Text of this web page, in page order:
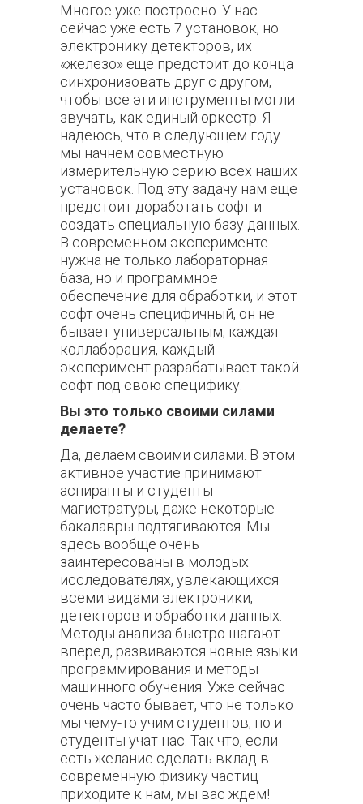
Многое уже построено. У нас
сейчас уже есть 7 установок, но
электронику детекторов, их
«железо» еще предстоит до конца
синхронизовать друг с другом,
чтобы все эти инструменты могли
звучать, как единый оркестр. Я
надеюсь, что в следующем году
мы начнем совместную
измерительную серию всех наших
установок. Под эту задачу нам еще
предстоит доработать софт и
создать специальную базу данных.
В современном эксперименте
нужна не только лабораторная
база, но и программное
обеспечение для обработки, и этот
софт очень специфичный, он не
бывает универсальным, каждая
коллаборация, каждый
эксперимент разрабатывает такой
софт под свою специфику.
Вы это только своими силами
делаете?
Да, делаем своими силами. В этом
активное участие принимают
аспиранты и студенты
магистратуры, даже некоторые
бакалавры подтягиваются. Мы
здесь вообще очень
заинтересованы в молодых
исследователях, увлекающихся
всеми видами электроники,
детекторов и обработки данных.
Методы анализа быстро шагают
вперед, развиваются новые языки
программирования и методы
машинного обучения. Уже сейчас
очень часто бывает, что не только
мы чему-то учим студентов, но и
студенты учат нас. Так что, если
есть желание сделать вклад в
современную физику частиц –
приходите к нам, мы вас ждем!